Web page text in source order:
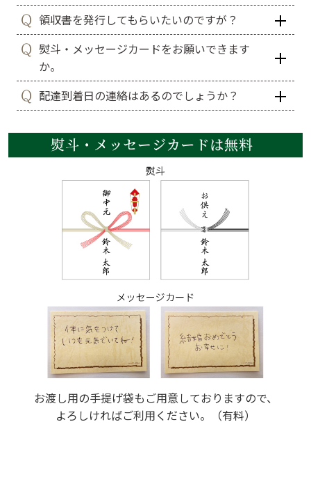
領収書を発行してもらいたいのですが？
熨斗・メッセージカードをお願いできます
か。
配達到着日の連絡はあるのでしょうか？
お渡し用の手提げ袋もご用意しておりますので、
よろしければご利用ください。（有料）